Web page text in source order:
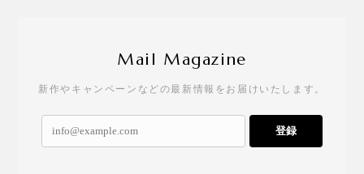
Mail Magazine
新作やキャンペーンなどの最新情報をお届けいたします。
登録